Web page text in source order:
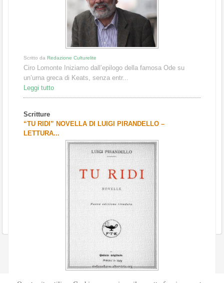
Scritto da Redazione Culturelite
Ciro Lomonte Iniziamo dall’epilogo della famosa Ode su
un’urna greca di Keats, senza entr...
Leggi tutto
Scritture
“TU RIDI” NOVELLA DI LUIGI PIRANDELLO –
LETTURA...